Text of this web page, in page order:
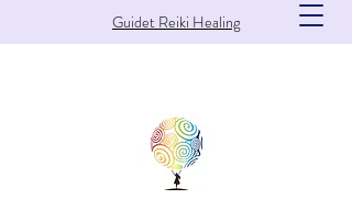
Guidet Reiki Healing